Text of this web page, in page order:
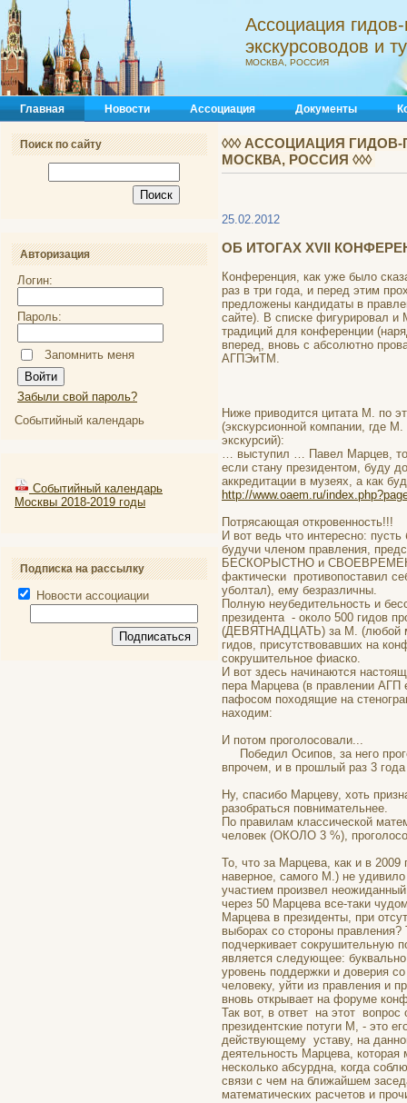
Ассоциация
экскурсоводов и
МОСКВА, РОССИЯ
Главная Новости Ассоциация Документы
Поиск по сайту
Авторизация
Логин:
Пароль:
Запомнить меня
Забыли свой пароль?
Событийный календарь
Событийный календарь
Москвы 2018-2019 годы
Подписка на рассылку
Новости ассоциации
◊◊◊ АССОЦИАЦИЯ
МОСКВА, РОССИЯ ◊◊◊
25.02.2012
ОБ ИТОГАХ XVII
Конференция, как уже было
раз в три года, и перед этим
предложены кандидаты в
сайте). В списке фигурировал
традиций для конференции
вперед, вновь с абсолютно
АГПЭиТМ.
Ниже приводится цитата М. по
(экскурсионной компании, где
экскурсий):
… выступил … Павел Марцев,
если стану президентом, буду
аккредитации в музеях, а как
http://www.oaem.ru/
Потрясающая откровенность!!!
И вот ведь что интересно:
будучи членом правления,
БЕСКОРЫСТНО и
фактически противопоставил
уболтал), ему безразличны.
Полную неубедительность и
президента - около 500 гидов
(ДЕВЯТНАДЦАТЬ) за М. (любой
гидов, присутствовавших на
сокрушительное фиаско.
И вот здесь начинаются
пера Марцева (в правлении АГП
пафосом походящие на
находим:
И потом проголосовали...
Победил Осипов, за него
впрочем, и в прошлый раз 3
Ну, спасибо Марцеву, хоть
разобраться повнимательнее.
По правилам классической
человек (ОКОЛО 3 %),
То, что за Марцева, как и в 2009
наверное, самого М.) не
участием произвел
через 50 Марцева все-таки
Марцева в президенты, при
выборах со стороны
подчеркивает сокрушительную
является следующее:
уровень поддержки и доверия
человеку, уйти из правления и
вновь открывает на форуме
Так вот, в ответ на этот вопрос
президентские потуги М, - это
действующему уставу, на
деятельность Марцева,
несколько абсурдна, когда
связи с чем на ближайшем
математических расчетов и